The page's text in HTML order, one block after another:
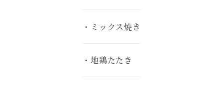
・ミックス焼き
・地鶏たたき